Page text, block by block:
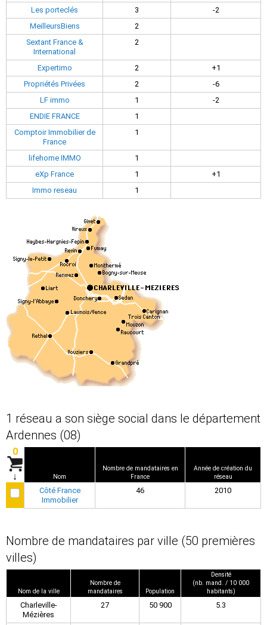
Les porteclés 3
-2
MeilleursBiens
2
Sextant France &
International
2
Expertimo 2
+1
Propriétés Privées
2
-6
LF immo
1
-2
ENDIE FRANCE
1
Comptoir Immobilier de
France
1
lifehome IMMO
1
eXp France
1
+1
Immo reseau
1
1 réseau a son siège social dans le département
Ardennes (08)
0
↓ Nom
Nombre de mandataires en
France
Année de création du
réseau
Côté France
Immobilier
46 2010
Nombre de mandataires par ville (50 premières
villes)
Nom de la ville
Nombre de
mandataires
Population
Densité
(nb. mand. / 10 000
habitants)
Charleville-
Mézières
27 50 900 5.3